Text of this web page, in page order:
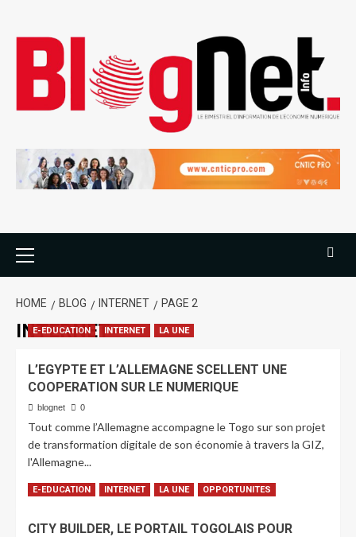
HOME BLOG INTERNET PAGE 2
INTERNET
E-EDUCATION INTERNET LA UNE
L’EGYPTE ET L’ALLEMAGNE SCELLENT UNE
COOPERATION SUR LE NUMERIQUE
blognet 0
Tout comme l’Allemagne accompagne le Togo sur son projet
de transformation digitale de son économie à travers la GIZ,
l'Allemagne...
LIRE PLUS
E-EDUCATION INTERNET LA UNE OPPORTUNITES
CITY BUILDER, LE PORTAIL TOGOLAIS POUR